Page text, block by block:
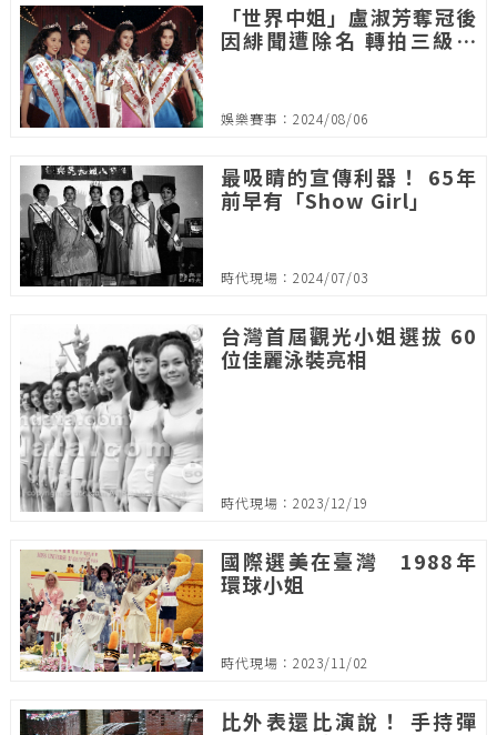
「世界中姐」盧淑芳奪冠後
因緋聞遭除名 轉拍三級片
娛樂賽事：2024/08/06
最吸睛的宣傳利器！ 65年
前早有「Show Girl」
時代現場：2024/07/03
台灣首屆觀光小姐選拔 60
位佳麗泳裝亮相
時代現場：2023/12/19
國際選美在臺灣 1988年
環球小姐
時代現場：2023/11/02
比外表還比演說！ 手持彈